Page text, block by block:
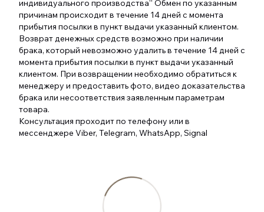
индивидуального производства'' Обмен по указанным
причинам происходит в течение 14 дней с момента
прибытия посылки в пункт выдачи указанный клиентом.
Возврат денежных средств возможно при наличии
брака, который невозможно удалить в течение 14 дней с
момента прибытия посылки в пункт выдачи указанный
клиентом. При возвращении необходимо обратиться к
менеджеру и предоставить фото, видео доказательства
брака или несоответствия заявленным параметрам
товара.
Консультация проходит по телефону или в
мессенджере Viber, Telegram, WhatsApp, Signal